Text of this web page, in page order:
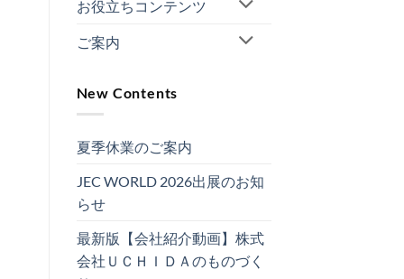
お役立ちコンテンツ
ご案内
New Contents
夏季休業のご案内
JEC WORLD 2026出展のお知
らせ
最新版【会社紹介動画】株式
会社ＵＣＨＩＤＡのものづく